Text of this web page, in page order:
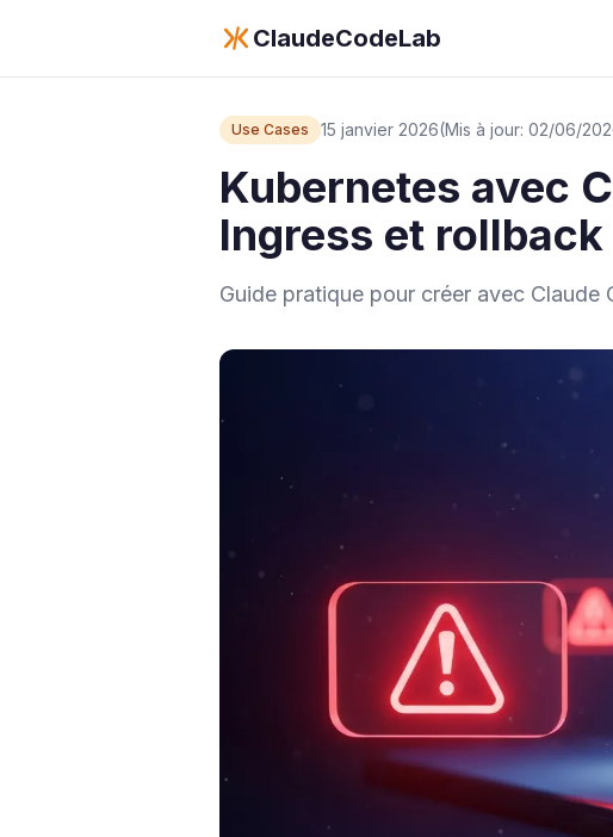
ClaudeCodeLab
Use Cases 15 janvier 2026(Mis à jour: 02/06/
Kubernetes avec
Ingress et rollback
Guide pratique pour créer avec Claude